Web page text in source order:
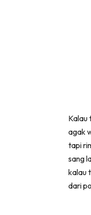
Kalau
agak
tapi
sang
kalau
dari